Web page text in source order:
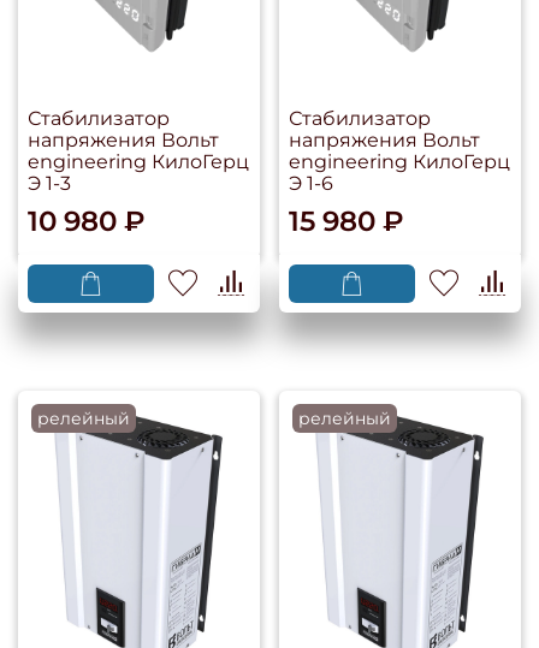
Стабилизатор
напряжения Вольт
engineering КилоГерц
Э 1-3
10 980 ₽
Стабилизатор
напряжения Вольт
engineering КилоГерц
Э 1-6
15 980 ₽
релейный релейный